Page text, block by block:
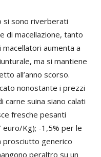
si sono riverberati
di macellazione, tanto
macellatori aumenta a
ma si mantiene
all’anno scorso.
nonostante i prezzi
carne suina siano calati
fresche pesanti
Kg); -1,5% per le
prosciutto generico
peraltro su un